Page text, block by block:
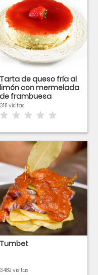
Tarta de queso fría al
limón con mermelada
de frambuesa
3111 visitas
Tumbet
3489 visitas